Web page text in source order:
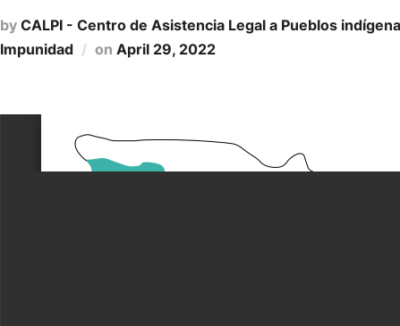
byCALPI - Centro de Asistencia Legal a Pueblos
Impunidad
onApril 29, 2022